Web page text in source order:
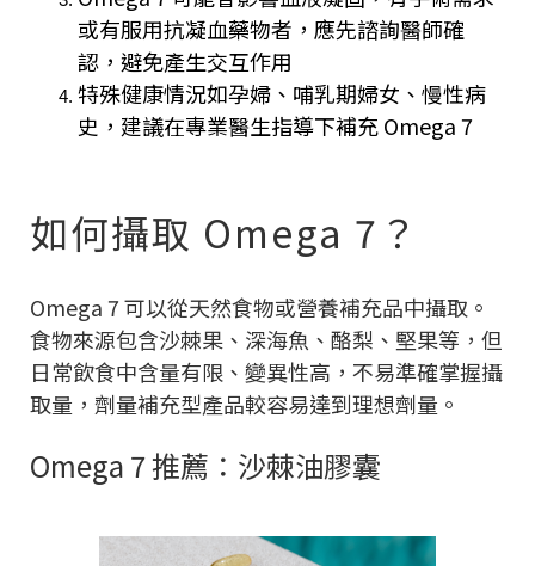
或有服用抗凝血藥物者，應先諮詢醫師確
認，避免產生交互作用
特殊健康情況如孕婦、哺乳期婦女、慢性病
史，建議在專業醫生指導下補充 Omega 7
如何攝取 Omega 7？
Omega 7 可以從天然食物或營養補充品中攝取。
食物來源包含沙棘果、深海魚、酪梨、堅果等，但
日常飲食中含量有限、變異性高，不易準確掌握攝
取量，劑量補充型產品較容易達到理想劑量。
Omega 7 推薦：沙棘油膠囊